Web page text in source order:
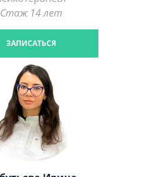
Стаж 14 лет
ЗАПИСАТЬСЯ